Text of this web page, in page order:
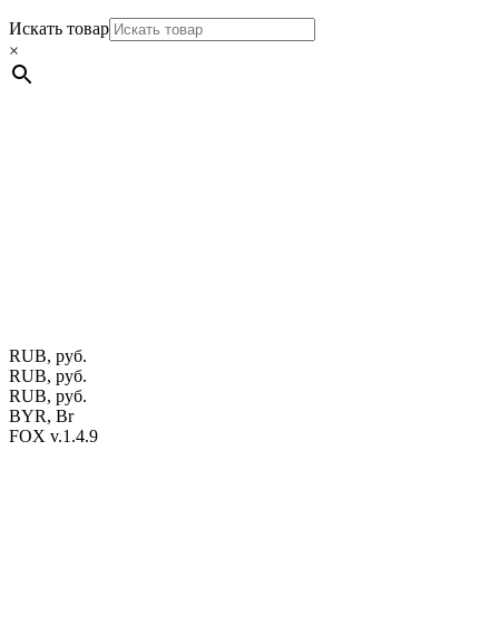
Искать товар
×
RUB, руб.
RUB, руб.
RUB, руб.
BYR, Br
FOX v.1.4.9